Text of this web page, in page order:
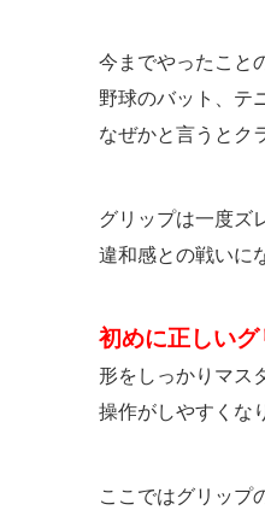
今までやったこと
野球のバット、テ
なぜかと言うとク
グリップは一度ズ
違和感との戦いに
初めに正しいグ
形をしっかりマス
操作がしやすくな
ここではグリップ